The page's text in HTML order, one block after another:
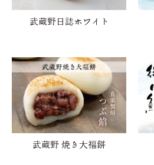
武蔵野日誌ホワイト
武蔵野 焼き大福餅